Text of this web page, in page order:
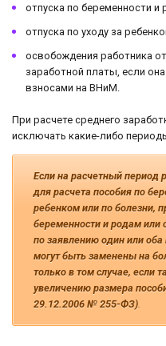
отпуска по беременности и
отпуска по уходу за
освобождения работника
заработной платы, если
взносами на ВНиМ.
При расчете среднего
исключать какие-либо
Если на расчетный период
для расчета пособия по
ребенком или по болезни,
беременности и родам или
по заявлению один или оба
могут быть заменены на
только в том случае, если
увеличению размера
29.12.2006 № 255-ФЗ)